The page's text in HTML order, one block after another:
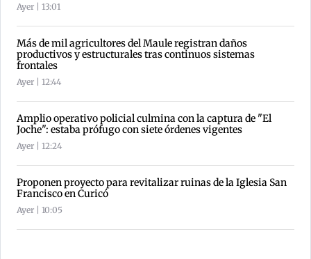
Ayer | 13:01
Más de mil agricultores del Maule registran daños
productivos y estructurales tras continuos sistemas
frontales
Ayer | 12:44
Amplio operativo policial culmina con la captura de "El
Joche": estaba prófugo con siete órdenes vigentes
Ayer | 12:24
Proponen proyecto para revitalizar ruinas de la Iglesia San
Francisco en Curicó
Ayer | 10:05